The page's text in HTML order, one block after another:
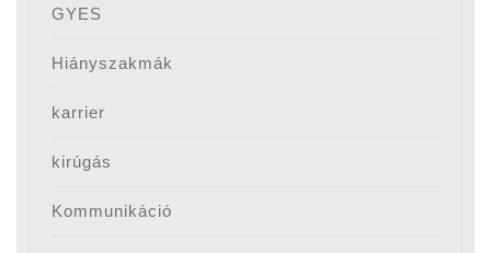
GYES
Hiányszakmák
karrier
kirúgás
Kommunikáció